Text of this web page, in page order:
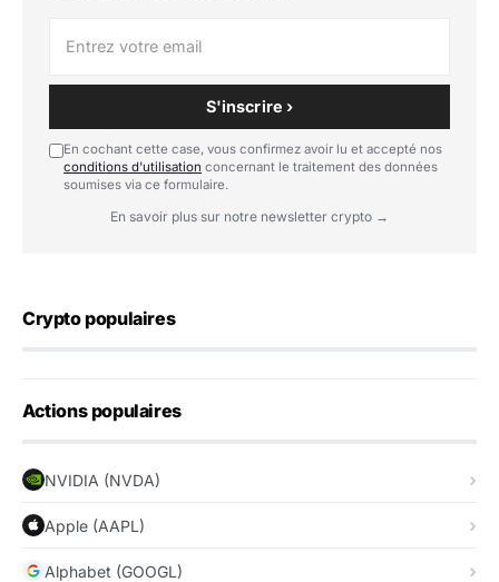
S'inscrire ›
En cochant cette case, vous confirmez avoir lu et accepté nos
conditions d'utilisation concernant le traitement des données
soumises via ce formulaire.
En savoir plus sur notre newsletter crypto →
Crypto populaires
Actions populaires
NVIDIA (NVDA)
Apple (AAPL)
Alphabet (GOOGL)